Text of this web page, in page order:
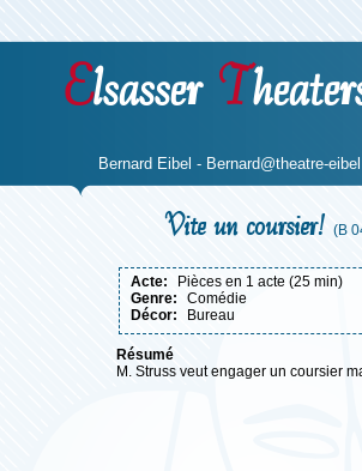
Elsasser T
Bernard Eibel - Bernard@theatre-
Vite un coursier! (B
acte:
Pièces en 1 acte (25 min)
genre:
Comédie
décor:
Bureau
résumé
M. Struss veut engager un coursier